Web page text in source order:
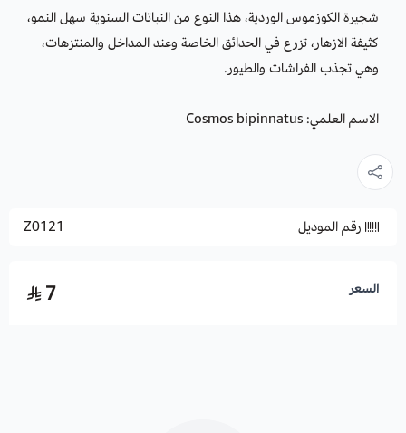
شجيرة الكوزموس الوردية،هذا النوع من النباتات السنوية سهل النمو،
كثيفة الازهار، تزرع في الحدائق الخاصة وعند المداخل والمنتزهات،
وهي تجذب الفراشات والطيور.
الاسم العلمي: Cosmos bipinnatus
رقم الموديل Z0121
السعر 7